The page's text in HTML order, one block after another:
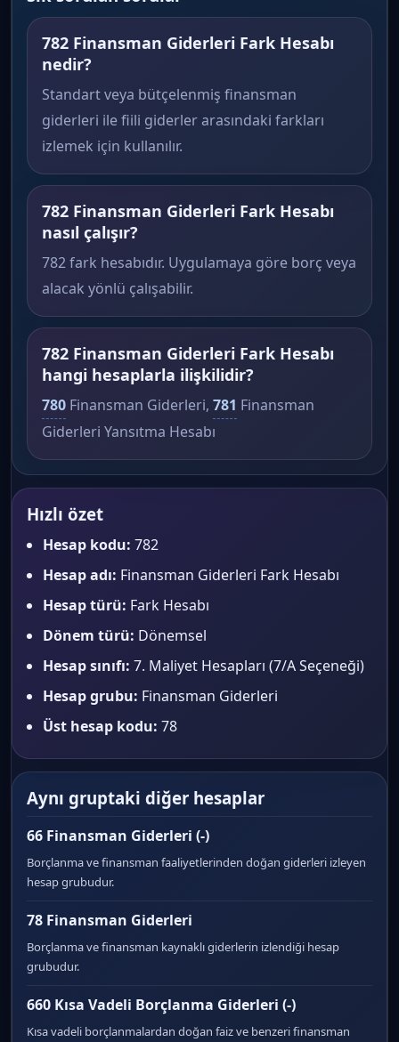
782 Finansman Giderleri Fark Hesabı
nedir?
Standart veya bütçelenmiş finansman
giderleri ile fiili giderler arasındaki farkları
izlemek için kullanılır.
782 Finansman Giderleri Fark Hesabı
nasıl çalışır?
782 fark hesabıdır. Uygulamaya göre borç veya
alacak yönlü çalışabilir.
782 Finansman Giderleri Fark Hesabı
hangi hesaplarla ilişkilidir?
780 Finansman Giderleri, 781 Finansman
Giderleri Yansıtma Hesabı
Hızlı özet
Hesap kodu: 782
Hesap adı: Finansman Giderleri Fark Hesabı
Hesap türü: Fark Hesabı
Dönem türü: Dönemsel
Hesap sınıfı: 7. Maliyet Hesapları (7/A Seçeneği)
Hesap grubu: Finansman Giderleri
Üst hesap kodu: 78
Aynı gruptaki diğer hesaplar
66 Finansman Giderleri (-)
Borçlanma ve finansman faaliyetlerinden doğan giderleri izleyen
hesap grubudur.
78 Finansman Giderleri
Borçlanma ve finansman kaynaklı giderlerin izlendiği hesap
grubudur.
660 Kısa Vadeli Borçlanma Giderleri (-)
Kısa vadeli borçlanmalardan doğan faiz ve benzeri finansman